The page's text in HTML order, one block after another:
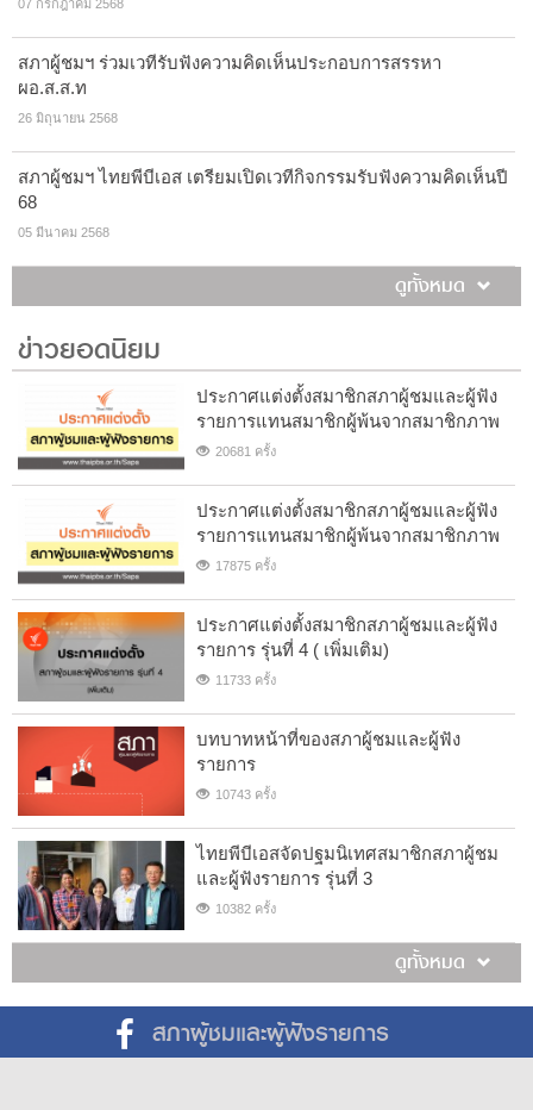
07 กรกฎาคม 2568
สภาผู้ชมฯ ร่วมเวทีรับฟังความคิดเห็นประกอบการสรรหา
ผอ.ส.ส.ท
26 มิถุนายน 2568
สภาผู้ชมฯ ไทยพีบีเอส เตรียมเปิดเวทีกิจกรรมรับฟังความคิดเห็นปี
68
05 มีนาคม 2568
ดูทั้งหมด
ข่าวยอดนิยม
ประกาศแต่งตั้งสมาชิกสภาผู้ชมและผู้ฟัง
รายการแทนสมาชิกผู้พ้นจากสมาชิกภาพ
20681 ครั้ง
ประกาศแต่งตั้งสมาชิกสภาผู้ชมและผู้ฟัง
รายการแทนสมาชิกผู้พ้นจากสมาชิกภาพ
17875 ครั้ง
ประกาศแต่งตั้งสมาชิกสภาผู้ชมและผู้ฟัง
รายการ รุ่นที่ 4 ( เพิ่มเติม)
11733 ครั้ง
บทบาทหน้าที่ของสภาผู้ชมและผู้ฟัง
รายการ
10743 ครั้ง
ไทยพีบีเอสจัดปฐมนิเทศสมาชิกสภาผู้ชม
และผู้ฟังรายการ รุ่นที่ 3
10382 ครั้ง
ดูทั้งหมด
สภาผู้ชมและผู้ฟังรายการ